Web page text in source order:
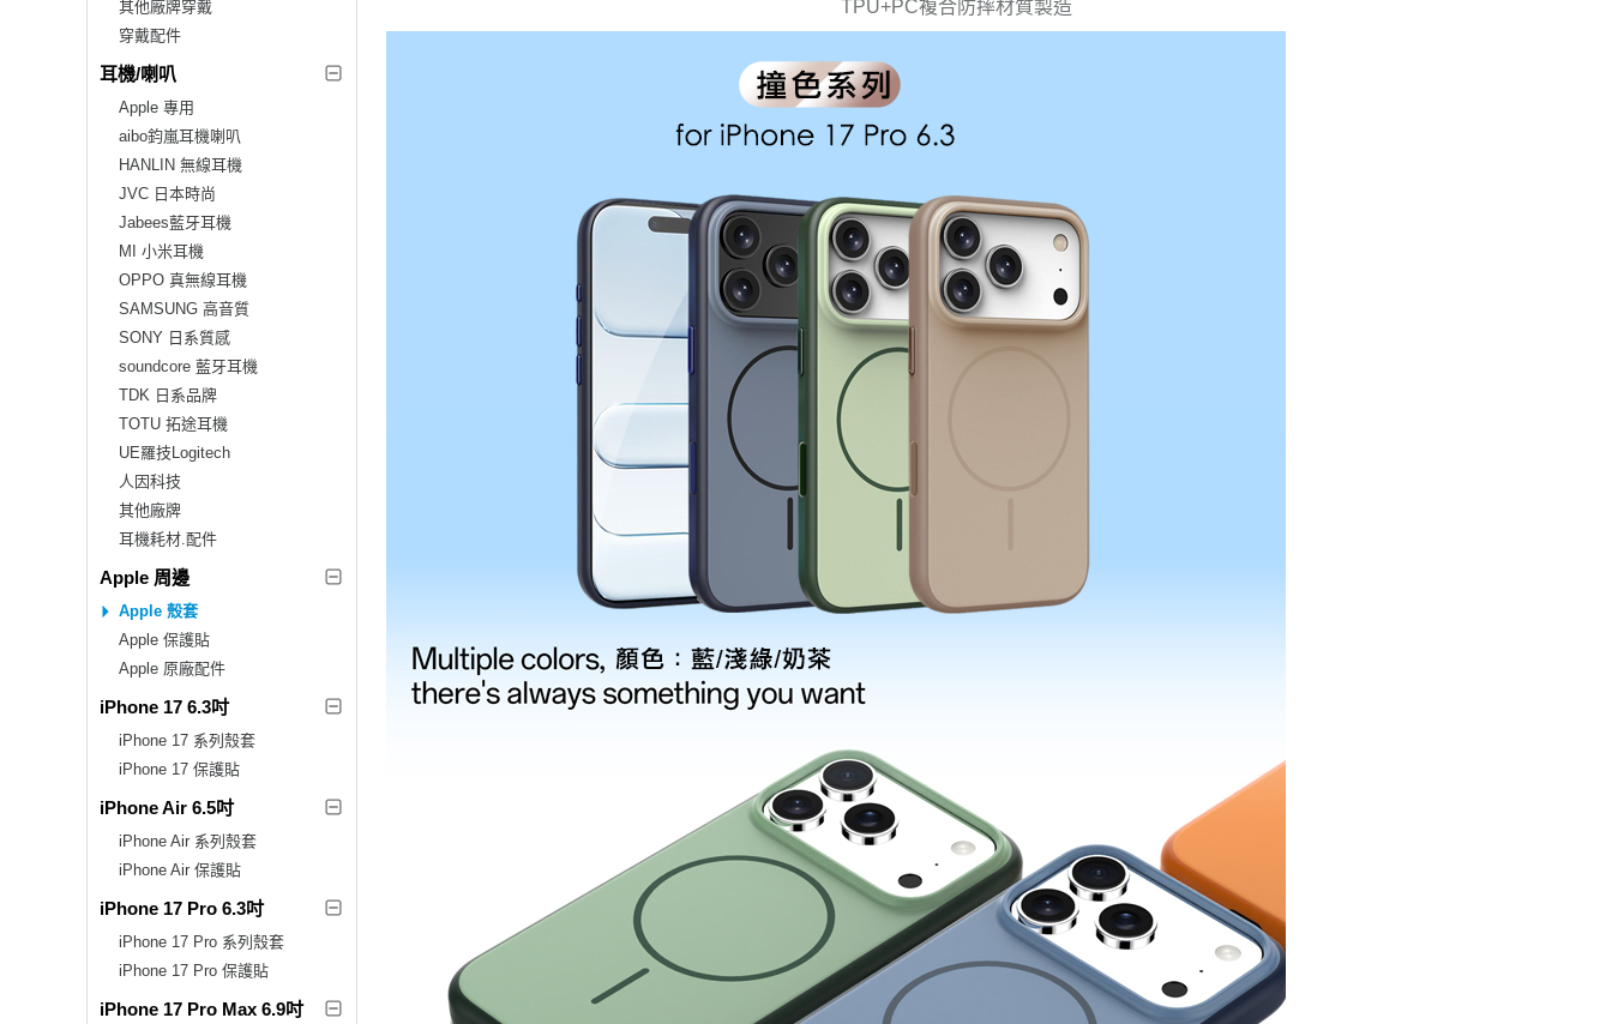
其他廠牌穿戴
穿戴配件
耳機/喇叭
Apple 專用
aibo鈞嵐耳機喇叭
HANLIN 無線耳機
JVC 日本時尚
Jabees藍牙耳機
MI 小米耳機
OPPO 真無線耳機
SAMSUNG 高音質
SONY 日系質感
soundcore 藍牙耳機
TDK 日系品牌
TOTU 拓途耳機
UE羅技Logitech
人因科技
其他廠牌
耳機耗材.配件
Apple 周邊
Apple 殼套
Apple 保護貼
Apple 原廠配件
iPhone 17 6.3吋
iPhone 17 系列殼套
iPhone 17 保護貼
iPhone Air 6.5吋
iPhone Air 系列殼套
iPhone Air 保護貼
iPhone 17 Pro 6.3吋
iPhone 17 Pro 系列殼套
iPhone 17 Pro 保護貼
iPhone 17 Pro Max 6.9吋
TPU+PC複合防摔材質製造